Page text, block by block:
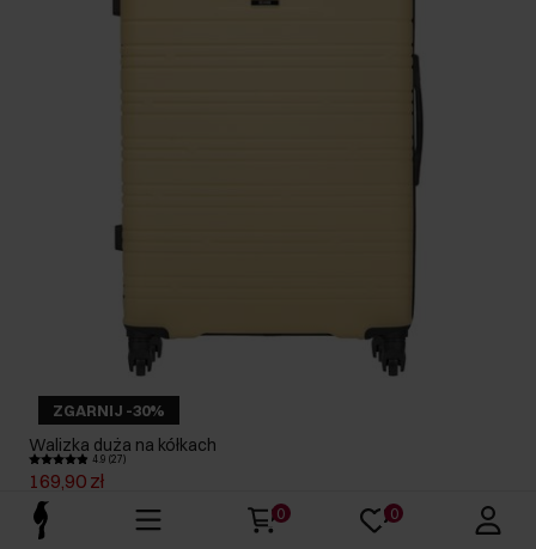
ZGARNIJ -30%
Walizka duża na kółkach
4.9 (27)
169,90 zł
179,90 zł najniższa cena z 30 dni przed obniżką
0 0